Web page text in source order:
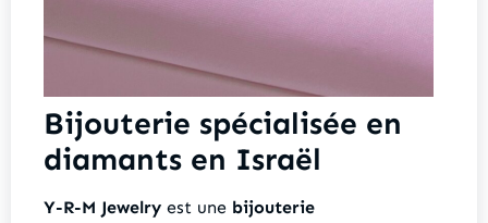
Bijouterie spécialisée en
diamants en Israël
Y-R-M Jewelry est une bijouterie